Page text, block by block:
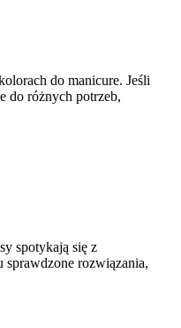
do manicure. Jeśli
do różnych potrzeb,
spotykają się z
sprawdzone rozwiązania,